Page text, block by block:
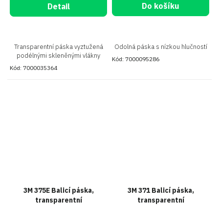
Detail
Transparentní páska vyztužená
podélnými skleněnými vlákny
Kód: 7000035364
Do košíku
Odolná páska s nízkou hlučností
Kód: 7000095286
3M 375E Balicí páska,
transparentní
3M 371 Balicí páska,
transparentní